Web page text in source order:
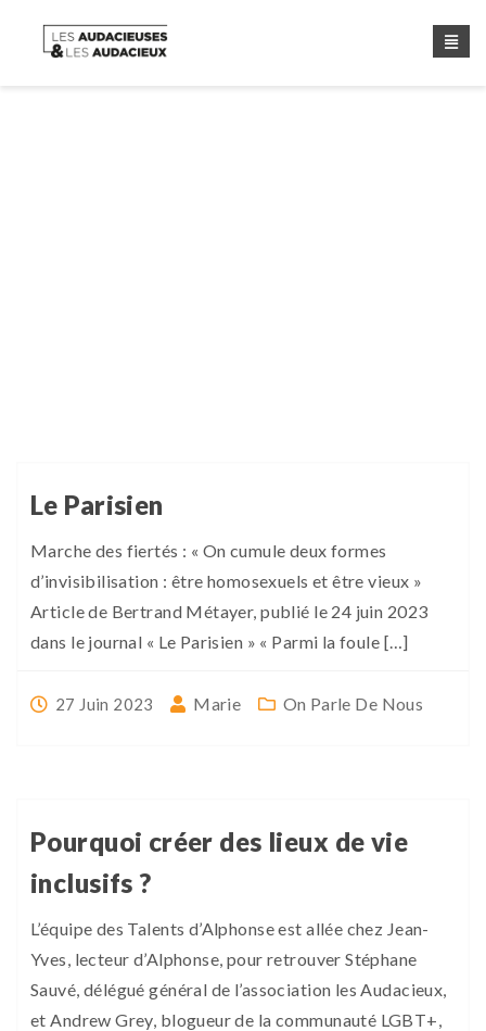
Le Parisien
Marche des fiertés : « On cumule deux formes
d’invisibilisation : être homosexuels et être vieux »
Article de Bertrand Métayer, publié le 24 juin 2023
dans le journal « Le Parisien » « Parmi la foule […]
27 Juin 2023 Marie On Parle De Nous
Pourquoi créer des lieux de vie
inclusifs ?
L’équipe des Talents d’Alphonse est allée chez Jean-
Yves, lecteur d’Alphonse, pour retrouver Stéphane
Sauvé, délégué général de l’association les Audacieux,
et Andrew Grey, blogueur de la communauté LGBT+,